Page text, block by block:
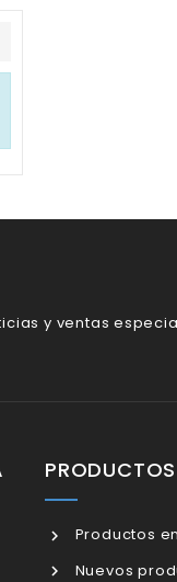
y ventas
PRODUCTOS
Productos
Nuevos